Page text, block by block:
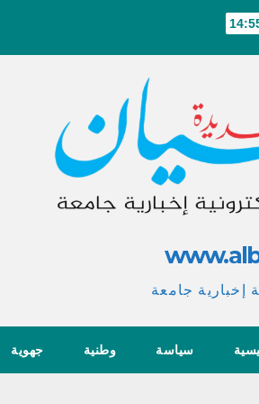
إخبارية جامعة
سياسة وطنية جهوية